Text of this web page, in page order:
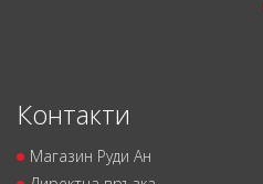
Контакти
Магазин Руди Ан